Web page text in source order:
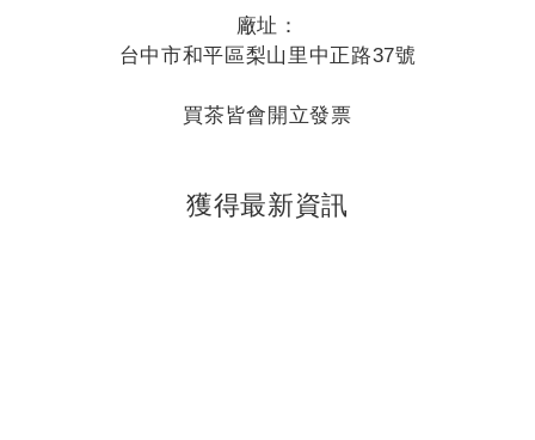
廠址：
台中市和平區梨山里中正路37號
買茶皆會開立發票
獲得最新資訊